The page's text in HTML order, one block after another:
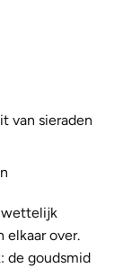
van sieraden
wettelijk
elkaar over.
de goudsmid